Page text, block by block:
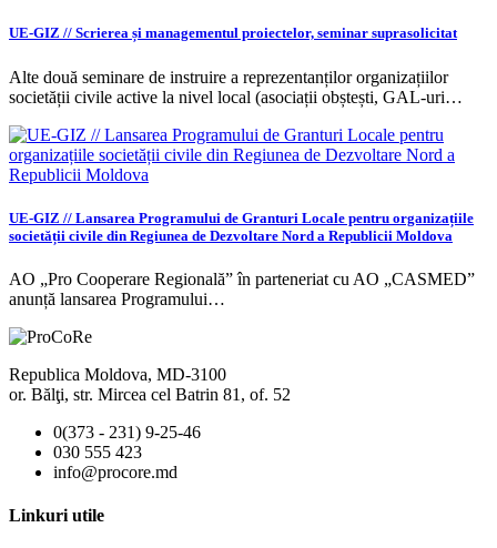
UE-GIZ // Scrierea și managementul proiectelor, seminar suprasolicitat
Alte două seminare de instruire a reprezentanților organizațiilor
societății civile active la nivel local (asociații obștești, GAL-uri…
UE-GIZ // Lansarea Programului de Granturi Locale pentru organizațiile
societății civile din Regiunea de Dezvoltare Nord a Republicii Moldova
AO „Pro Cooperare Regională” în parteneriat cu AO „CASMED”
anunță lansarea Programului…
Republica Moldova, MD-3100
or. Bălţi, str. Mircea cel Batrin 81, of. 52
0(373 - 231) 9-25-46
030 555 423
info@procore.md
Linkuri utile